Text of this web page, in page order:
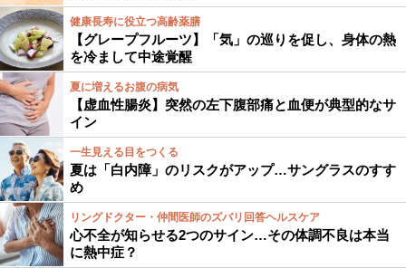
健康長寿に役立つ高齢薬膳
【グレープフルーツ】「気」の巡りを促し、身体の熱
を冷まして中途覚醒
夏に増えるお腹の病気
【虚血性腸炎】突然の左下腹部痛と血便が典型的なサ
イン
一生見える目をつくる
夏は「白内障」のリスクがアップ…サングラスのすす
め
リングドクター・仲間医師のズバリ回答ヘルスケア
心不全が知らせる2つのサイン…その体調不良は本当
に熱中症？